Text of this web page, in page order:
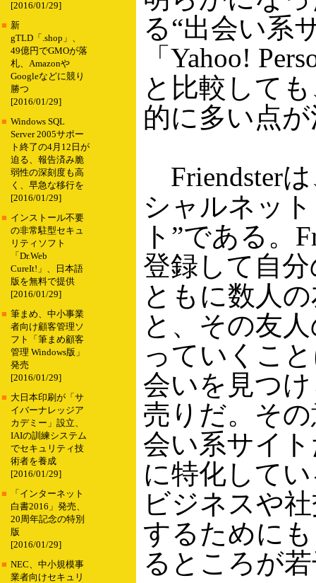
[2016/01/29]
■ 新
gTLD「.shop」、
49億円でGMOが落
札、Amazonや
Googleなどに競り
勝つ
[2016/01/29]
■ Windows SQL
Server 2005サポー
ト終了の4月12日が
迫る、報告済み脆
弱性の深刻度も高
く、早急な移行を
[2016/01/29]
■ インストール不要
の非常駐型セキュ
リティソフト
「Dr.Web
CureIt!」、日本語
版を無料で提供
[2016/01/29]
■ 筆まめ、中小事業
者向け顧客管理ソ
フト「筆まめ顧客
管理 Windows版」
発売
[2016/01/29]
■ 大日本印刷が「サ
イバーナレッジア
カデミー」設立、
IAIの訓練システム
でセキュリティ技
術者を養成
[2016/01/29]
■
「インターネット
白書2016」発売、
20周年記念の特別
版
[2016/01/29]
■ NEC、中小規模事
業者向けセキュリ
る“出会い系
「Yahoo!
と比較して
的に多い点
Friendster
シャルネッ
ト”である。
登録して自
ともに数人
と、その友
っていくこ
会いを見つ
売りだ。そ
会い系サイ
に特化して
ビジネスや
するために
るところが